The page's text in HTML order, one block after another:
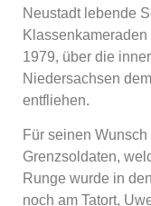
Neustadt lebende
1979, über die
Niedersachsen
entfliehen.
Für seinen
Grenzsoldaten,
Runge wurde in
noch am Tatort,